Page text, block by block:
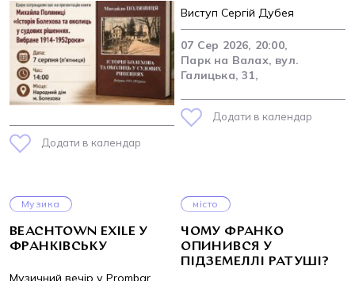
Додати в календар
Виступ Сергій Дубея
07 Сер 2026, 20:00,
Парк на Валах, вул.
Галицька, 31,
Додати в календар
Музика
BEACHTOWN EXILE У
ФРАНКІВСЬКУ
Музичний вечір у Prombar
місто
ЧОМУ ФРАНКО
ОПИНИВСЯ У
ПІДЗЕМЕЛЛІ РАТУШІ?